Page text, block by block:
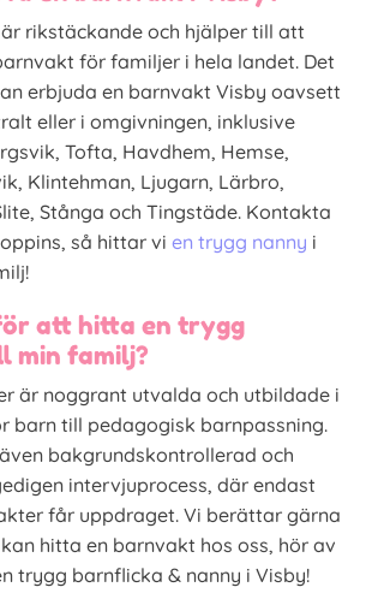
rikstäckande och hjälper till att
för familjer i hela landet. Det
erbjuda en barnvakt Visby oavsett
eller i omgivningen, inklusive
Tofta, Havdhem, Hemse,
Klintehman, Ljugarn, Lärbro,
Stånga och Tingstäde. Kontakta
så hittar vi en trygg nanny i
att hitta en trygg
min familj?
är noggrant utvalda och utbildade i
barn till pedagogisk barnpassning.
bakgrundskontrollerad och
intervjuprocess, där endast
får uppdraget. Vi berättar gärna
hitta en barnvakt hos oss, hör av
trygg barnflicka & nanny i Visby!